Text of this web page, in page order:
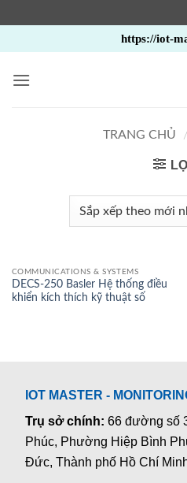
qua
nội
https://iot-
TRANG CHỦ /
COMMUNICATIONS & SYSTEMS
DECS-250 Basler Hệ thống điều
khiển kích thích kỹ thuật số
IOT MASTER -
Trụ sở chính:66 đường số
Phúc, Phường Hiệp Bình
Đức, Thành phố Hồ Chí